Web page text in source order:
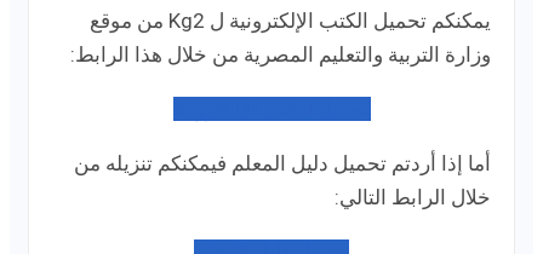
يمكنكم تحميل الكتب الإلكترونية ل Kg2 من موقع
وزارة التربية والتعليم المصرية من خلال هذا الرابط:
أما إذا أردتم تحميل دليل المعلم فيمكنكم تنزيله من
خلال الرابط التالي: